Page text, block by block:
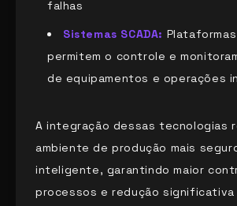
falhas
Sistemas SCADA:
permitem o controle e
de equipamentos e operações
A integração dessas tecnologias
ambiente de produção mais
inteligente, garantindo maior
processos e redução significativa